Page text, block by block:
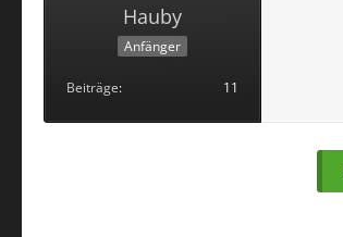
Hauby
Anfänger
Beiträge 11